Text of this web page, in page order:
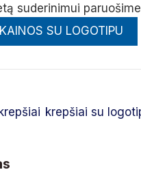
suderinimui
SU LOGOTIPU
krepšiai su